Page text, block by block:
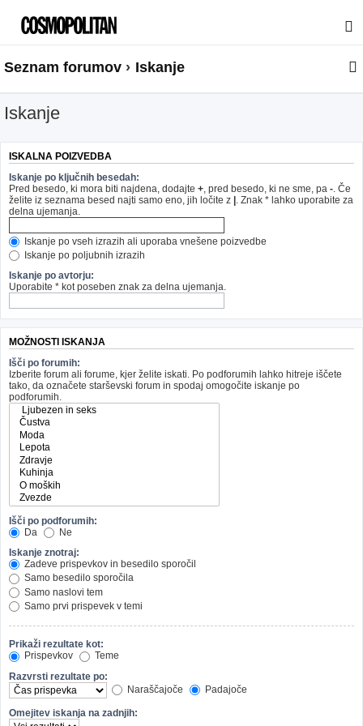
Seznam forumov Iskanje
Iskanje
ISKALNA POIZVEDBA
Iskanje po ključnih besedah:
Pred besedo, ki mora biti najdena, dodajte + , pred besedo, ki ne sme, pa - . Če
želite iz seznama besed najti samo eno, jih ločite z | . Znak * lahko uporabite za
delna ujemanja.
Iskanje po vseh izrazih ali uporaba vnešene poizvedbe
Iskanje po poljubnih izrazih
Iskanje po avtorju:
Uporabite * kot poseben znak za delna ujemanja.
MOŽNOSTI ISKANJA
Išči po forumih:
Izberite forum ali forume, kjer želite iskati. Po podforumih lahko hitreje iščete
tako, da označete starševski forum in spodaj omogočite iskanje po
podforumih.
Išči po podforumih:
Da
Ne
Iskanje znotraj:
Zadeve prispevkov in besedilo sporočil
Samo besedilo sporočila
Samo naslovi tem
Samo prvi prispevek v temi
Prikaži rezultate kot:
Prispevkov
Teme
Razvrsti rezultate po:
Naraščajoče
Padajoče
Omejitev iskanja na zadnjih: